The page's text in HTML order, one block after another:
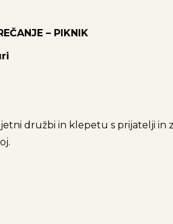
– PIKNIK
družbi in klepetu s prijatelji